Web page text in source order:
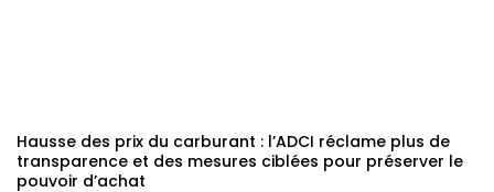
Hausse des prix du carburant : l’ADCI réclame plus de
transparence et des mesures ciblées pour préserver le
pouvoir d’achat